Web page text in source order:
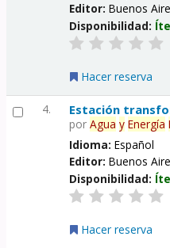
Editor:Buenos
Disponibilidad:
Hacer reserva
4. Estación
porAgua y Energía
Idioma:Español
Editor:Buenos
Disponibilidad:
Hacer reserva